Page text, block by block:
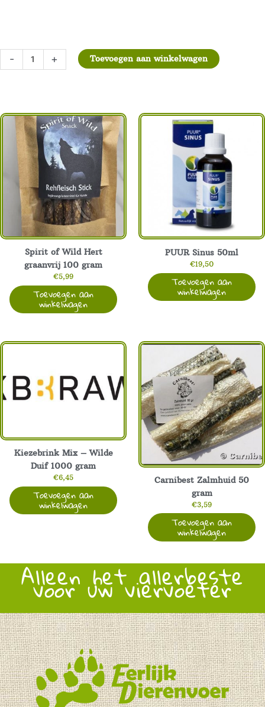
-
Kalf
gram
+ Toevoegen aan winkelwagen
Spirit of Wild Hert
graanvrij 100 gram
€5,99
Toevoegen aan
winkelwagen
PUUR Sinus 50ml
€19,50
Toevoegen aan
winkelwagen
Kiezebrink Mix – Wilde
Duif 1000 gram
€6,45
Toevoegen aan
winkelwagen
Carnibest Zalmhuid 50
gram
€3,59
Toevoegen aan
winkelwagen
Alleen het allerbeste
voor uw viervoeter